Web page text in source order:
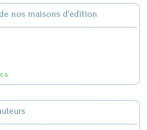
nos maisons d'édition